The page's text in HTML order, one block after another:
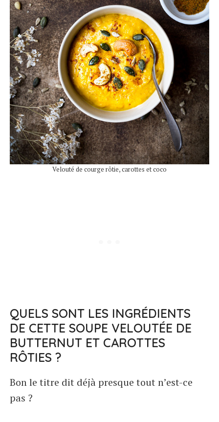
Velouté de courge rôtie, carottes et coco
QUELS SONT LES INGRÉDIENTS
DE CETTE SOUPE VELOUTÉE DE
BUTTERNUT ET CAROTTES
RÔTIES ?
Bon le titre dit déjà presque tout n’est-ce
pas ?